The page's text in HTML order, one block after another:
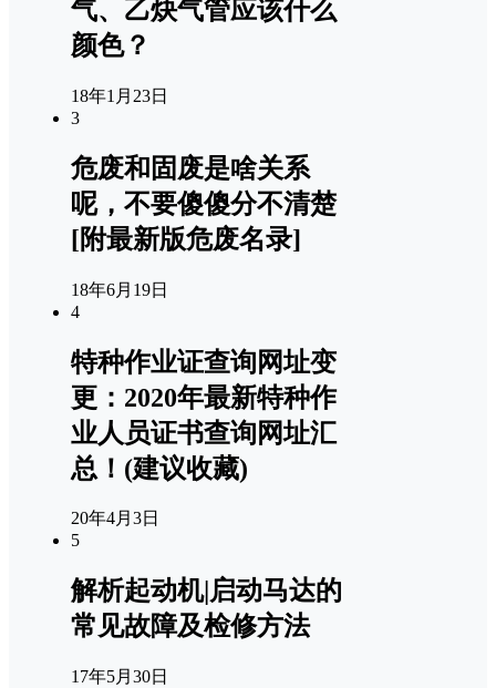
气、乙炔气管应该什么
颜色？
18年1月23日
3
危废和固废是啥关系
呢，不要傻傻分不清楚
[附最新版危废名录]
18年6月19日
4
特种作业证查询网址变
更：2020年最新特种作
业人员证书查询网址汇
总！(建议收藏)
20年4月3日
5
解析起动机|启动马达的
常见故障及检修方法
17年5月30日